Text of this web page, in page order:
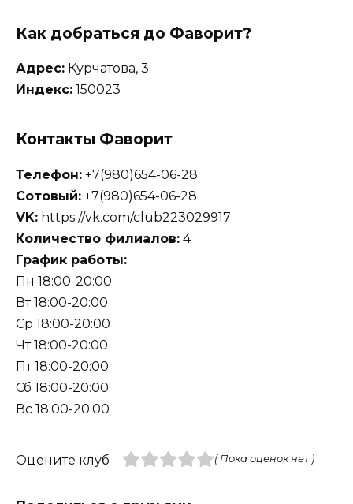
Как добраться до Фаворит?
Адрес: Курчатова, 3
Индекс: 150023
Контакты Фаворит
Телефон: +7(980)654-06-28
Сотовый: +7(980)654-06-28
VK: https://vk.com/club223029917
Количество филиалов: 4
График работы:
Пн 18:00-20:00
Вт 18:00-20:00
Ср 18:00-20:00
Чт 18:00-20:00
Пт 18:00-20:00
Сб 18:00-20:00
Вс 18:00-20:00
Оцените клуб ( Пока оценок нет )